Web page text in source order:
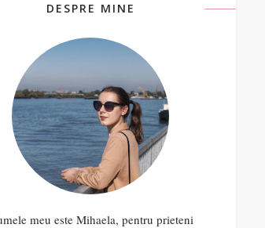
DESPRE MINE
meu este Mihaela, pentru prieteni